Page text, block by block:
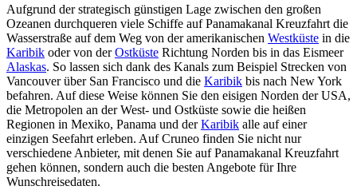
Aufgrund der strategisch günstigen Lage zwischen den großen
Ozeanen durchqueren viele Schiffe auf Panamakanal Kreuzfahrt die
Wasserstraße auf dem Weg von der amerikanischen Westküste in die
Karibik oder von derOstküste Richtung Norden bis in das Eismeer
Alaskas. So lassen sich dank des Kanals zum Beispiel Strecken von
Vancouver über San Francisco und die Karibik bis nach New York
befahren. Auf diese Weise können Sie den eisigen Norden der USA,
die Metropolen an der West- und Ostküste sowie die heißen
Regionen in Mexiko, Panama und derKaribik alle auf einer
einzigen Seefahrt erleben. Auf Cruneo finden Sie nicht nur
verschiedene Anbieter, mit denen Sie auf Panamakanal Kreuzfahrt
gehen können, sondern auch die besten Angebote für Ihre
Wunschreisedaten.